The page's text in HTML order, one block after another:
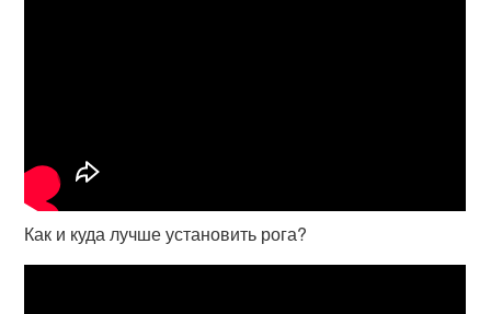
Как и куда лучше установить рога?